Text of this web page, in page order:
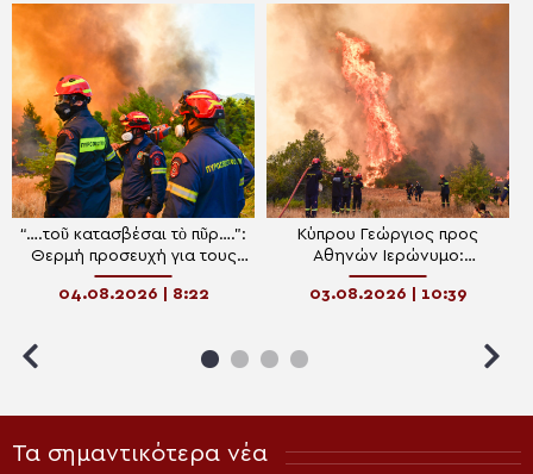
“….τοῦ κατασβέσαι τὸ πῦρ….”:
Θερμή προσευχή για τους
Πυροσβέστες
04.08.2026 | 8:22
Κύπρου Γεώργιος προς
Αθηνών Ιερώνυμο:
Προσευχόμαστε σύντομα η
Ελλάδα να ξεπεράσει τη
03.08.2026 | 10:39
Τα σημαντικότερα νέα